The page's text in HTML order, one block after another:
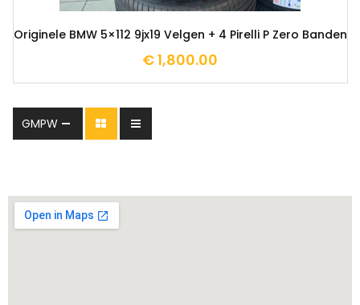
Originele BMW 5×112 9jx19 Velgen + 4 Pirelli P Zero Banden
€1,800.00
GMPW